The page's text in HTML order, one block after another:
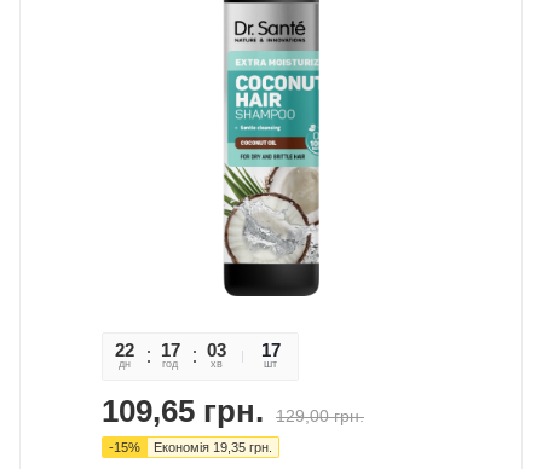
22
дн
17
год
03
хв
56
сек
17
шт
109,65 грн. 129,00грн.
-15% Економія 19,35 грн.